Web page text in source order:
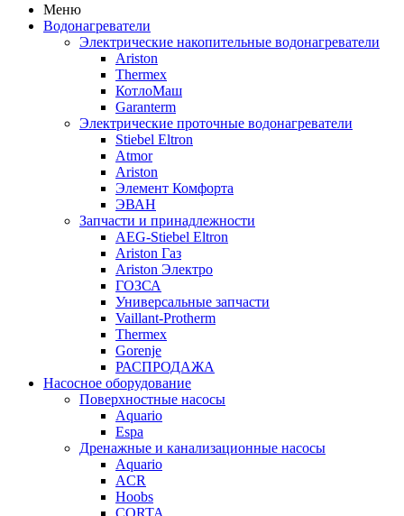
Меню
Водонагреватели
Электрические накопительные водонагреватели
Ariston
Thermex
КотлоМаш
Garanterm
Электрические проточные водонагреватели
Stiebel Eltron
Atmor
Ariston
Элемент Комфорта
ЭВАН
Запчасти и принадлежности
AEG-Stiebel Eltron
Ariston Газ
Ariston Электро
ГОЗСА
Универсальные запчасти
Vaillant-Protherm
Thermex
Gorenje
РАСПРОДАЖА
Насосное оборудование
Поверхностные насосы
Aquario
Espa
Дренажные и канализационные насосы
Aquario
ACR
Hoobs
CORTA